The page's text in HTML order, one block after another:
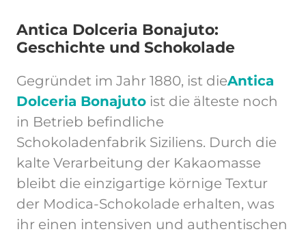
Antica Dolceria Bonajuto:
Geschichte und Schokolade
Gegründet im Jahr 1880, ist dieAntica
Dolceria Bonajuto ist die älteste noch
in Betrieb befindliche
Schokoladenfabrik Siziliens. Durch die
kalte Verarbeitung der Kakaomasse
bleibt die einzigartige körnige Textur
der Modica-Schokolade erhalten, was
ihr einen intensiven und authentischen